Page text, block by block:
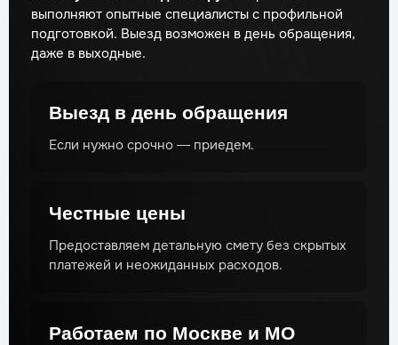
выполняют опытные специалисты с профильной
подготовкой. Выезд возможен в день обращения,
даже в выходные.
Выезд в день обращения
Если нужно срочно — приедем.
Честные цены
Предоставляем детальную смету без скрытых
платежей и неожиданных расходов.
Работаем по Москве и МО